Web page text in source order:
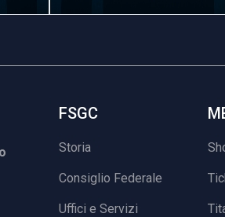
FSGC
Storia
Consiglio Federale
Uffici e Servizi